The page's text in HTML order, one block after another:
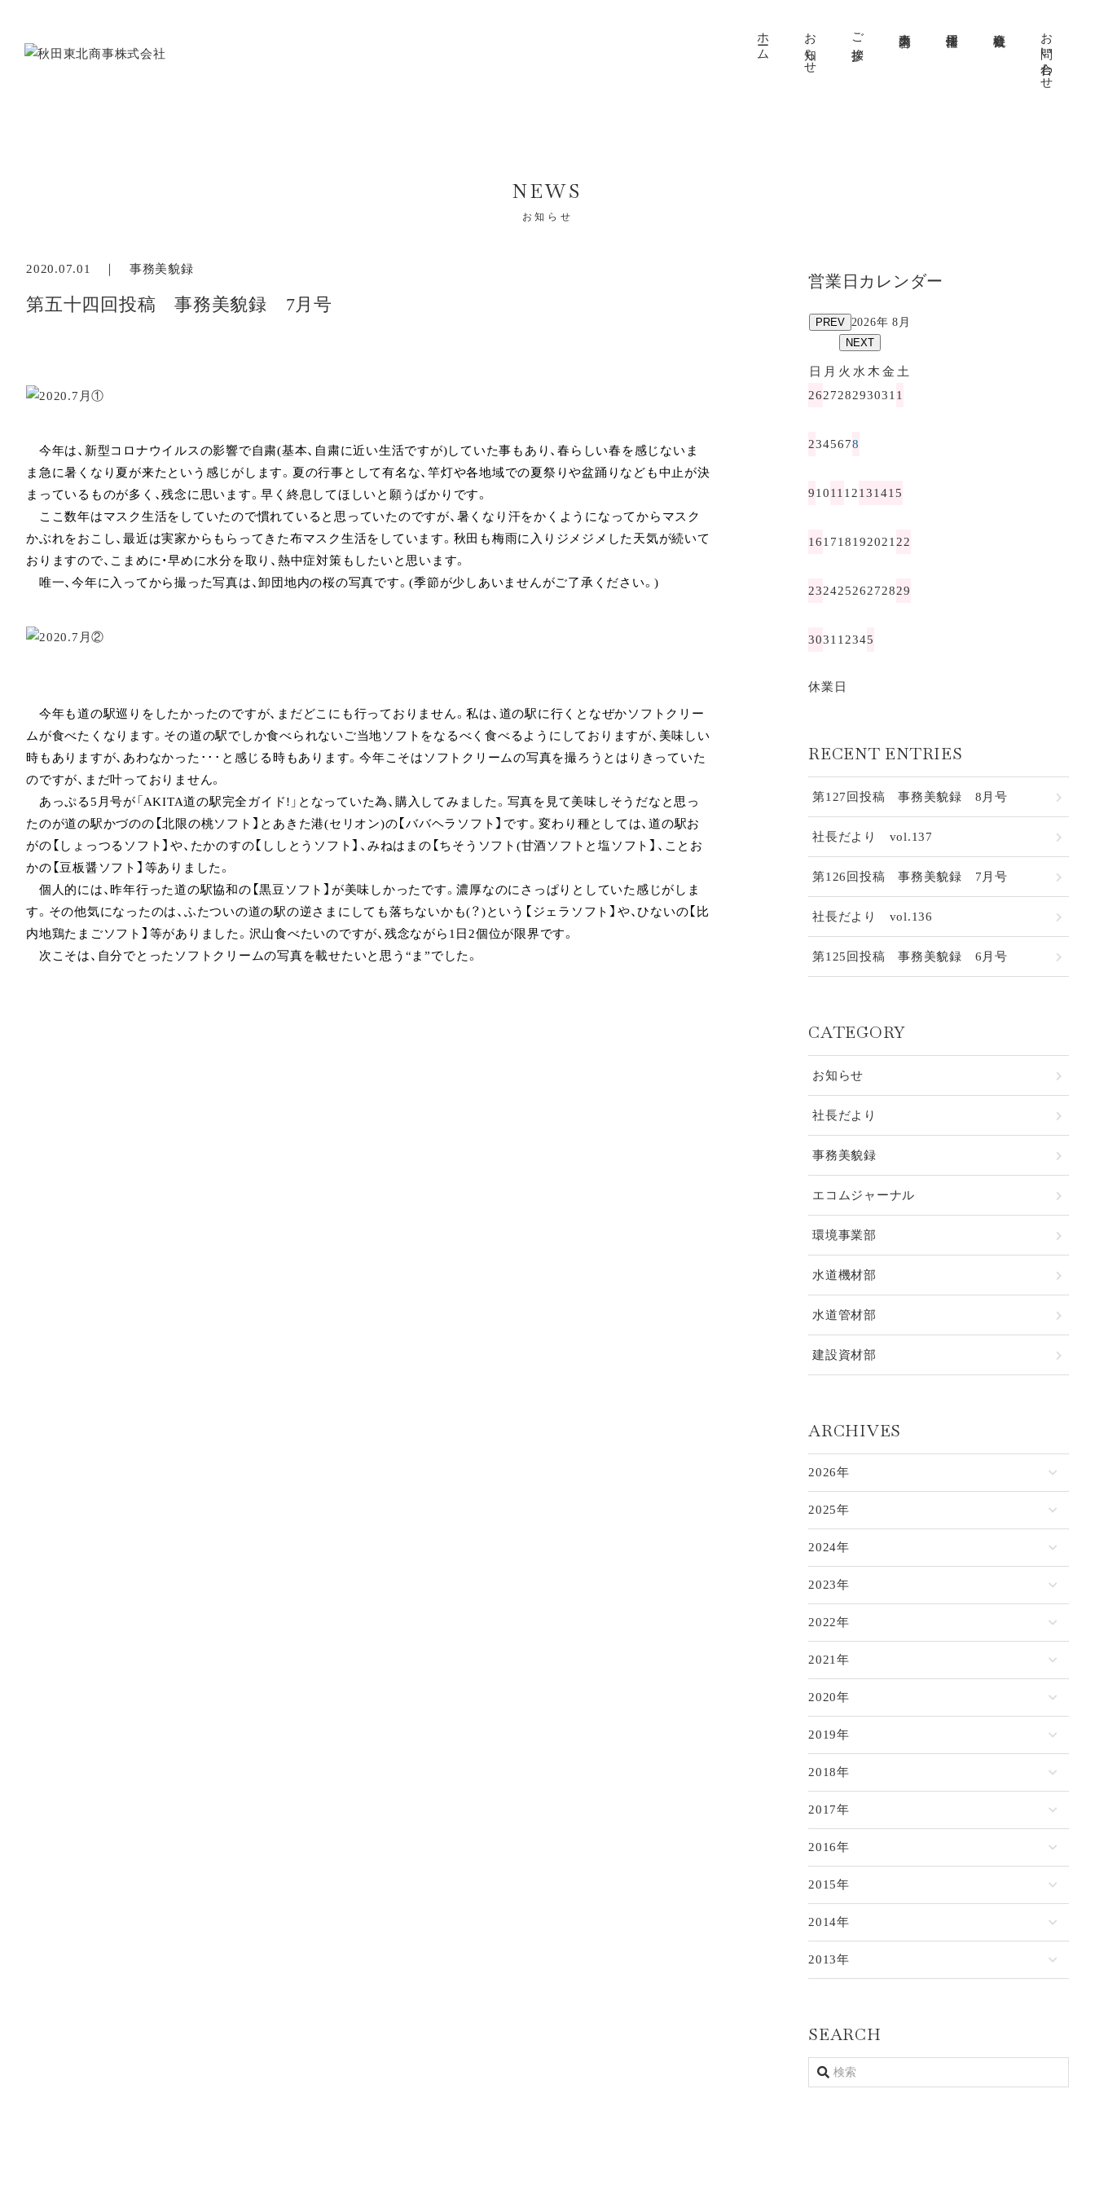
ホーム お知らせ ご挨拶 お問い合わせ
NEWS
お知らせ
2020.07.01 ｜ 事務美貌録
第五十四回投稿 事務美貌録 7月号
今年は、新型コロナウイルスの影響で自粛(基本、自粛に近い生活ですが)していた事もあり、春らしい春を感じないま
ま急に暑くなり夏が来たという感じがします。夏の行事として有名な、竿灯や各地域での夏祭りや盆踊りなども中止が決
まっているものが多く、残念に思います。早く終息してほしいと願うばかりです。
ここ数年はマスク生活をしていたので慣れていると思っていたのですが、暑くなり汗をかくようになってからマスク
かぶれをおこし、最近は実家からもらってきた布マスク生活をしています。秋田も梅雨に入りジメジメした天気が続いて
おりますので、こまめに・早めに水分を取り、熱中症対策もしたいと思います。
唯一、今年に入ってから撮った写真は、卸団地内の桜の写真です。(季節が少しあいませんがご了承ください。)
今年も道の駅巡りをしたかったのですが、まだどこにも行っておりません。私は、道の駅に行くとなぜかソフトクリー
ムが食べたくなります。その道の駅でしか食べられないご当地ソフトをなるべく食べるようにしておりますが、美味しい
時もありますが、あわなかった･･･と感じる時もあります。今年こそはソフトクリームの写真を撮ろうとはりきっていた
のですが、まだ叶っておりません。
あっぷる5月号が「AKITA道の駅完全ガイド!」となっていた為、購入してみました。写真を見て美味しそうだなと思っ
たのが道の駅かづのの【北限の桃ソフト】とあきた港(セリオン)の【ババヘラソフト】です。変わり種としては、道の駅お
がの【しょっつるソフト】や、たかのすの【ししとうソフト】、みねはまの【ちそうソフト(甘酒ソフトと塩ソフト】、ことお
かの【豆板醤ソフト】等ありました。
個人的には、昨年行った道の駅協和の【黒豆ソフト】が美味しかったです。濃厚なのにさっぱりとしていた感じがしま
す。その他気になったのは、ふたついの道の駅の逆さまにしても落ちないかも(？)という【ジェラソフト】や、ひないの【比
内地鶏たまごソフト】等がありました。沢山食べたいのですが、残念ながら1日2個位が限界です。
次こそは、自分でとったソフトクリームの写真を載せたいと思う“ま”でした。
営業日カレンダー
PREV
2026年 8月
NEXT
日 月 火 水 木 金 土
262728293031 1
2345678
91011 12131415
161718192021 22
23242526272829
3031 1 2345
休業日
RECENT ENTRIES
第127回投稿 事務美貌録 8月号
社長だより vol.137
第126回投稿 事務美貌録 7月号
社長だより vol.136
第125回投稿 事務美貌録 6月号
CATEGORY
お知らせ
社長だより
事務美貌録
エコムジャーナル
環境事業部
水道機材部
水道管材部
建設資材部
ARCHIVES
2026年
2025年
2024年
2023年
2022年
2021年
2020年
2019年
2018年
2017年
2016年
2015年
2014年
2013年
SEARCH